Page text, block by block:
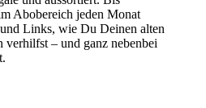
Abobereich jeden Monat
Links, wie Du Deinen alten
verhilfst – und ganz nebenbei